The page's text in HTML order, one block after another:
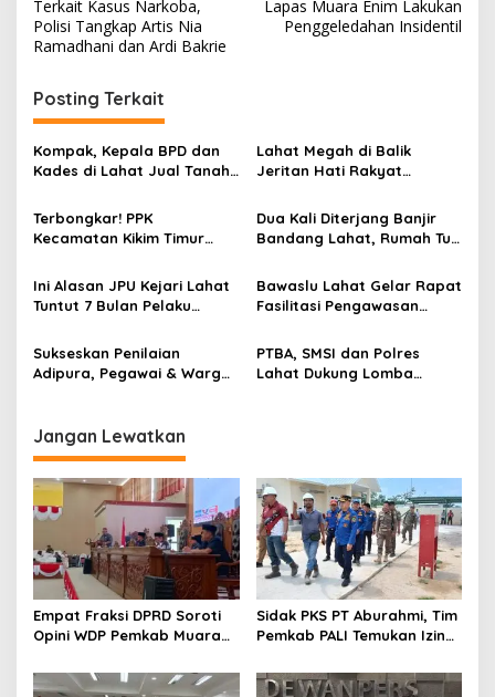
a
v
i
g
a
s
i
p
s
Terkait Kasus Narkoba,
Polisi Tangkap Artis Nia
Ramadhani dan Ardi Bakrie
Lapas Muara Enim Lakukan
Penggeledahan Insidentil
Posting Terkait
Kompak, Kepala BPD dan
Kades di Lahat Jual Tanah
Lahat Megah di Balik
Jeritan Hati Rakyat
Terbongkar! PPK
Kecamatan Kikim Timur
Sekretariat PPS Untuk
Kepentingan Pribadi
Dua Kali Diterjang Banjir
Bandang Lahat, Rumah Tua
Ini Alasan JPU Kejari Lahat
Tuntut 7 Bulan Pelaku
Bawaslu Lahat Gelar Rapat
Fasilitasi Pengawasan
Pemilu, Ajak Organisasi
Wartawan dan Media
Sukseskan Penilaian
Adipura, Pegawai & Warga
Sampah
PTBA, SMSI dan Polres
Lahat Dukung Lomba
Jangan Lewatkan
Empat Fraksi DPRD Soroti
Opini WDP Pemkab Muara
Kelola Keuangan
Sidak PKS PT Aburahmi, Tim
Pemkab PALI Temukan Izin